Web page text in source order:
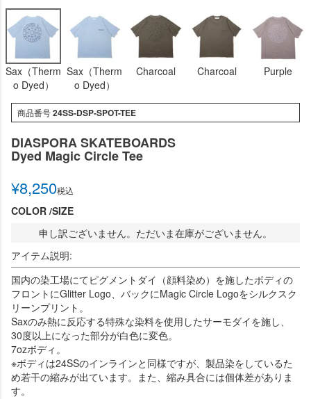
Sax（Therm
o Dyed）
Sax（Therm
o Dyed）
Charcoal Charcoal Purple
商品番号24SS-DSP-SPOT-TEE
DIASPORA SKATEBOARDS
Dyed Magic Circle Tee
¥8,250税込
COLOR SIZE
申し訳ございません。ただいま在庫がございません。
アイテム説明:
国内の染工場にてピグメントダイ（顔料染め）を施したボディの
フロントにGlitter Logo、バックにMagic Circle Logoをシルクスク
リーンプリント。
Saxのみ熱に反応する特殊な染料を使用したサーモダイを施し、
30度以上になった部分が白色に変色。
7ozボディ。
※ボディは24SSのインラインと同様ですが、製品染をしているた
め若干の縮みが出ています。また、縮み具合には個体差がありま
す。